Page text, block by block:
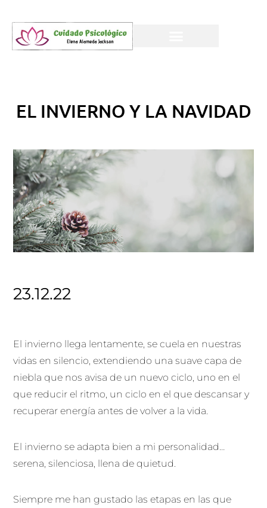
EL INVIERNO Y LA NAVIDAD
23.12.22
El invierno llega lentamente, se cuela en nuestras
vidas en silencio, extendiendo una suave capa de
niebla que nos avisa de un nuevo ciclo, uno en el
que reducir el ritmo, un ciclo en el que descansar y
recuperar energía antes de volver a la vida.
El invierno se adapta bien a mi personalidad…
serena, silenciosa, llena de quietud.
Siempre me han gustado las etapas en las que